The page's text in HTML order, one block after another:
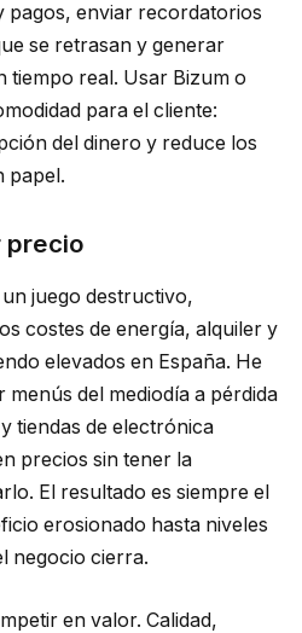
pagos, enviar recordatorios
se retrasan y generar
tiempo real. Usar Bizum o
para el cliente:
del dinero y reduce los
papel.
precio
juego destructivo,
costes de energía, alquiler y
elevados en España. He
del mediodía a pérdida
tiendas de electrónica
precios sin tener la
El resultado es siempre el
erosionado hasta niveles
negocio cierra.
en valor. Calidad,